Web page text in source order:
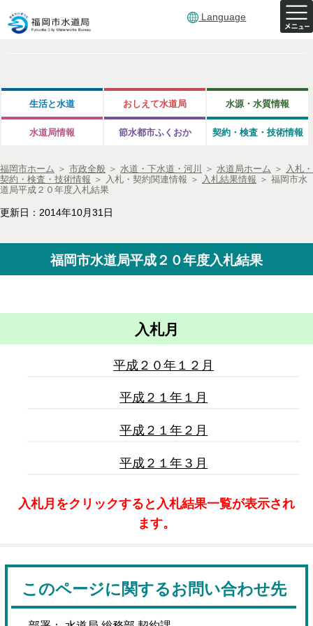
Language
生活と水道 おしえて水道局 水源・水質情報
水道局情報 節水都市ふくおか 契約・検査・技術情報
福岡市ホーム ＞ 市政全般 ＞ 水道・下水道・河川 ＞ 水道局ホーム ＞ 入札・
契約・検査・技術情報 ＞ 入札・契約関連情報 ＞ 入札結果情報 ＞ 福岡市水
道局平成２０年度入札結果
更新日：2014年10月31日
福岡市水道局平成２０年度入札結果
入札月
平成２０年１２月
平成 ２１年１月
平成２１年２月
平成２１年３月
入札月をクリックすると入札結果一覧が表示され
ます。
このページに関するお問い合わせ先